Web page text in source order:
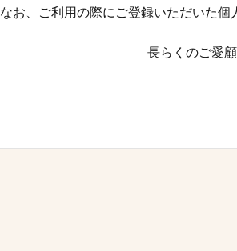
なお、ご利用の際にご登録いただいた
長らくのご愛